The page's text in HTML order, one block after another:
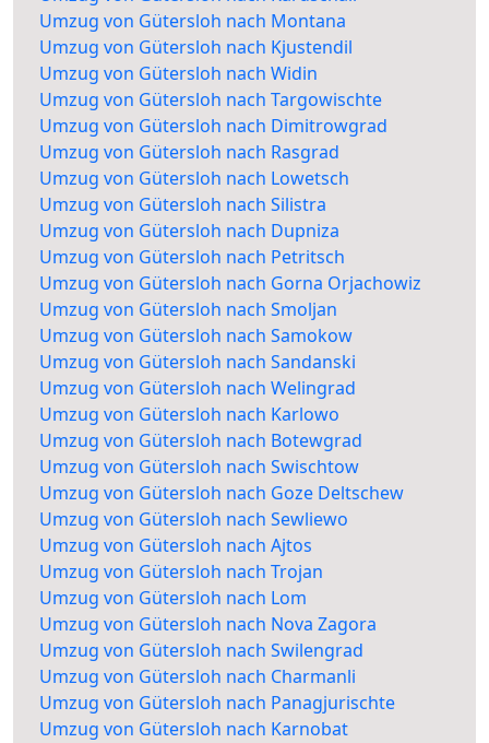
Umzug von Gütersloh nach Montana
Umzug von Gütersloh nach Kjustendil
Umzug von Gütersloh nach Widin
Umzug von Gütersloh nach Targowischte
Umzug von Gütersloh nach Dimitrowgrad
Umzug von Gütersloh nach Rasgrad
Umzug von Gütersloh nach Lowetsch
Umzug von Gütersloh nach Silistra
Umzug von Gütersloh nach Dupniza
Umzug von Gütersloh nach Petritsch
Umzug von Gütersloh nach Gorna Orjachowiz
Umzug von Gütersloh nach Smoljan
Umzug von Gütersloh nach Samokow
Umzug von Gütersloh nach Sandanski
Umzug von Gütersloh nach Welingrad
Umzug von Gütersloh nach Karlowo
Umzug von Gütersloh nach Botewgrad
Umzug von Gütersloh nach Swischtow
Umzug von Gütersloh nach Goze Deltschew
Umzug von Gütersloh nach Sewliewo
Umzug von Gütersloh nach Ajtos
Umzug von Gütersloh nach Trojan
Umzug von Gütersloh nach Lom
Umzug von Gütersloh nach Nova Zagora
Umzug von Gütersloh nach Swilengrad
Umzug von Gütersloh nach Charmanli
Umzug von Gütersloh nach Panagjurischte
Umzug von Gütersloh nach Karnobat